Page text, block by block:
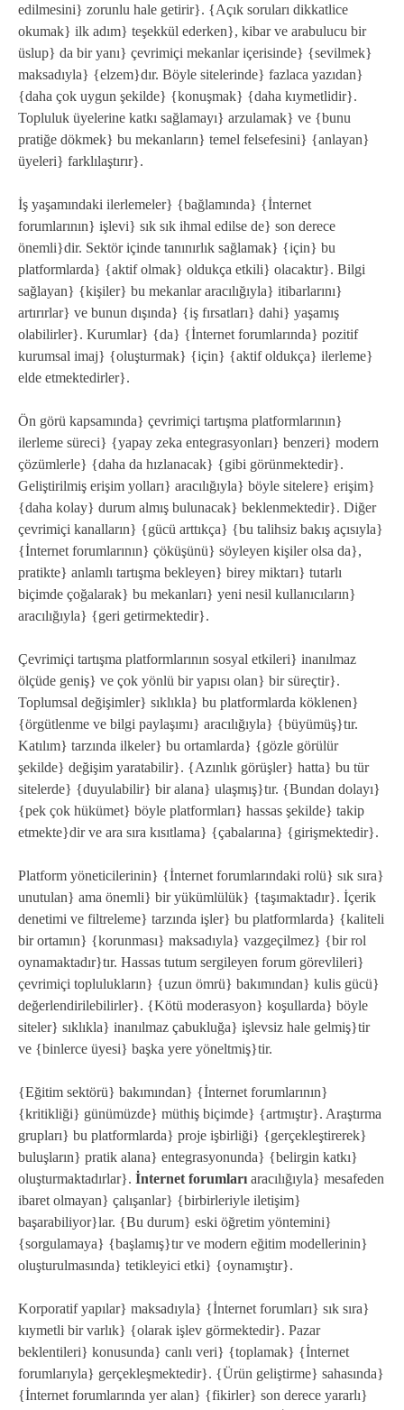
edilmesini} zorunlu hale getirir}. {Açık soruları dikkatlice
okumak} ilk adım} teşekkül ederken}, kibar ve arabulucu bir
üslup} da bir yanı} çevrimiçi mekanlar içerisinde} {sevilmek}
maksadıyla} {elzem}dır. Böyle sitelerinde} fazlaca yazıdan}
{daha çok uygun şekilde} {konuşmak} {daha kıymetlidir}.
Topluluk üyelerine katkı sağlamayı} arzulamak} ve {bunu
pratiğe dökmek} bu mekanların} temel felsefesini} {anlayan}
üyeleri} farklılaştırır}.
İş yaşamındaki ilerlemeler} {bağlamında} {İnternet
forumlarının} işlevi} sık sık ihmal edilse de} son derece
önemli}dir. Sektör içinde tanınırlık sağlamak} {için} bu
platformlarda} {aktif olmak} oldukça etkili} olacaktır}. Bilgi
sağlayan} {kişiler} bu mekanlar aracılığıyla} itibarlarını}
artırırlar} ve bunun dışında} {iş fırsatları} dahi} yaşamış
olabilirler}. Kurumlar} {da} {İnternet forumlarında} pozitif
kurumsal imaj} {oluşturmak} {için} {aktif oldukça} ilerleme}
elde etmektedirler}.
Ön görü kapsamında} çevrimiçi tartışma platformlarının}
ilerleme süreci} {yapay zeka entegrasyonları} benzeri} modern
çözümlerle} {daha da hızlanacak} {gibi görünmektedir}.
Geliştirilmiş erişim yolları} aracılığıyla} böyle sitelere} erişim}
{daha kolay} durum almış bulunacak} beklenmektedir}. Diğer
çevrimiçi kanalların} {gücü arttıkça} {bu talihsiz bakış açısıyla}
{İnternet forumlarının} çöküşünü} söyleyen kişiler olsa da},
pratikte} anlamlı tartışma bekleyen} birey miktarı} tutarlı
biçimde çoğalarak} bu mekanları} yeni nesil kullanıcıların}
aracılığıyla} {geri getirmektedir}.
Çevrimiçi tartışma platformlarının sosyal etkileri} inanılmaz
ölçüde geniş} ve çok yönlü bir yapısı olan} bir süreçtir}.
Toplumsal değişimler} sıklıkla} bu platformlarda köklenen}
{örgütlenme ve bilgi paylaşımı} aracılığıyla} {büyümüş}tır.
Katılım} tarzında ilkeler} bu ortamlarda} {gözle görülür
şekilde} değişim yaratabilir}. {Azınlık görüşler} hatta} bu tür
sitelerde} {duyulabilir} bir alana} ulaşmış}tır. {Bundan dolayı}
{pek çok hükümet} böyle platformları} hassas şekilde} takip
etmekte}dir ve ara sıra kısıtlama} {çabalarına} {girişmektedir}.
Platform yöneticilerinin} {İnternet forumlarındaki rolü} sık sıra}
unutulan} ama önemli} bir yükümlülük} {taşımaktadır}. İçerik
denetimi ve filtreleme} tarzında işler} bu platformlarda} {kaliteli
bir ortamın} {korunması} maksadıyla} vazgeçilmez} {bir rol
oynamaktadır}tır. Hassas tutum sergileyen forum görevlileri}
çevrimiçi toplulukların} {uzun ömrü} bakımından} kulis gücü}
değerlendirilebilirler}. {Kötü moderasyon} koşullarda} böyle
siteler} sıklıkla} inanılmaz çabukluğa} işlevsiz hale gelmiş}tir
ve {binlerce üyesi} başka yere yöneltmiş}tir.
{Eğitim sektörü} bakımından} {İnternet forumlarının}
{kritikliği} günümüzde} müthiş biçimde} {artmıştır}. Araştırma
grupları} bu platformlarda} proje işbirliği} {gerçekleştirerek}
buluşların} pratik alana} entegrasyonunda} {belirgin katkı}
oluşturmaktadırlar}. İnternet forumları aracılığıyla} mesafeden
ibaret olmayan} çalışanlar} {birbirleriyle iletişim}
başarabiliyor}lar. {Bu durum} eski öğretim yöntemini}
{sorgulamaya} {başlamış}tır ve modern eğitim modellerinin}
oluşturulmasında} tetikleyici etki} {oynamıştır}.
Korporatif yapılar} maksadıyla} {İnternet forumları} sık sıra}
kıymetli bir varlık} {olarak işlev görmektedir}. Pazar
beklentileri} konusunda} canlı veri} {toplamak} {İnternet
forumlarıyla} gerçekleşmektedir}. {Ürün geliştirme} sahasında}
{İnternet forumlarında yer alan} {fikirler} son derece yararlı}